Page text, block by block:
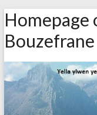
Homepage
Bouzefrane